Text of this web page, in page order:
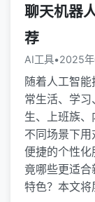
聊天机器
荐
AI工具•2025年
随着人工智
常生活、学习
生、上班族
不同场景下
便捷的个性
竟哪些更适合
特色？本文将